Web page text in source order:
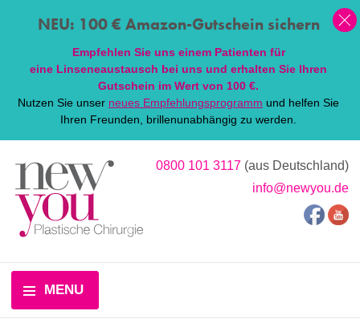
NEU: 100 € Amazon-Gutschein sichern
Empfehlen Sie uns einem Patienten für
eine Linseneaustausch bei uns und erhalten Sie Ihren
Gutschein im Wert von 100 €.
Nutzen Sie unser neues Empfehlungsprogramm und helfen Sie
Ihren Freunden, brillenunabhängig zu werden.
0800 101 3117 (aus Deutschland)
info@newyou.de
MENU